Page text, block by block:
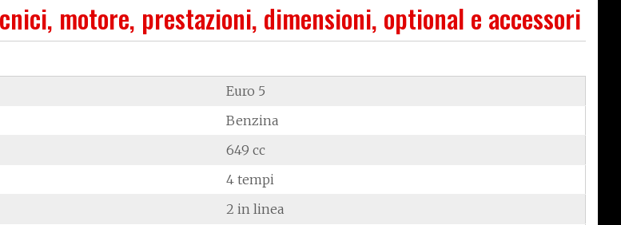
motore, prestazioni, dimensioni, optional e accessori
Euro 5
Benzina
649 cc
4 tempi
2 in linea